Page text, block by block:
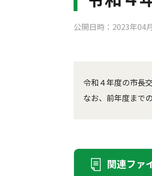
公開日時：2023年04
令和４年度の市長
なお、前年度まで
関連ファ